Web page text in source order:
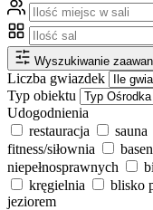
Wyszukiwanie
Liczba gwiazdek
Typ obiektu
Udogodnienia
restauracja
sauna
fitness/siłownia
basen
niepełnosprawnych
kręgielnia
blisko
jeziorem